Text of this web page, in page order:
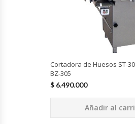
Rebanadoras De Pan De Molde
Refrigeradores Industriales
Repuestos Hornos Turbos
Cortadora de Huesos ST-
BZ-305
$ 6.490.000
Añadir al